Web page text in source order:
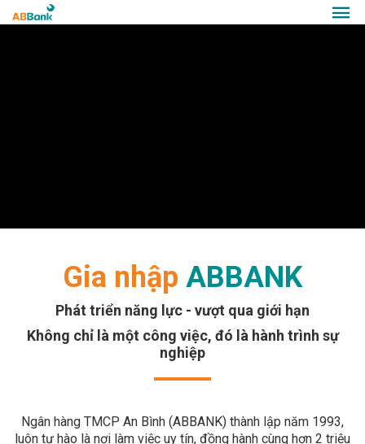
Gia nhập ABBANK
Phát triển năng lực - vượt qua giới hạn
Không chỉ là một công việc, đó là hành trình sự
nghiệp
Ngân hàng TMCP An Bình (ABBANK) thành lập năm 1993,
luôn tự hào là nơi làm việc uy tín, đồng hành cùng hơn 2 triệu